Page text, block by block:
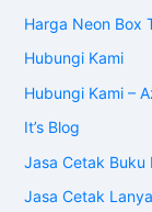
Harga Neon Box
Hubungi Kami
Hubungi Kami –
It’s Blog
Jasa Cetak Buku
Jasa Cetak